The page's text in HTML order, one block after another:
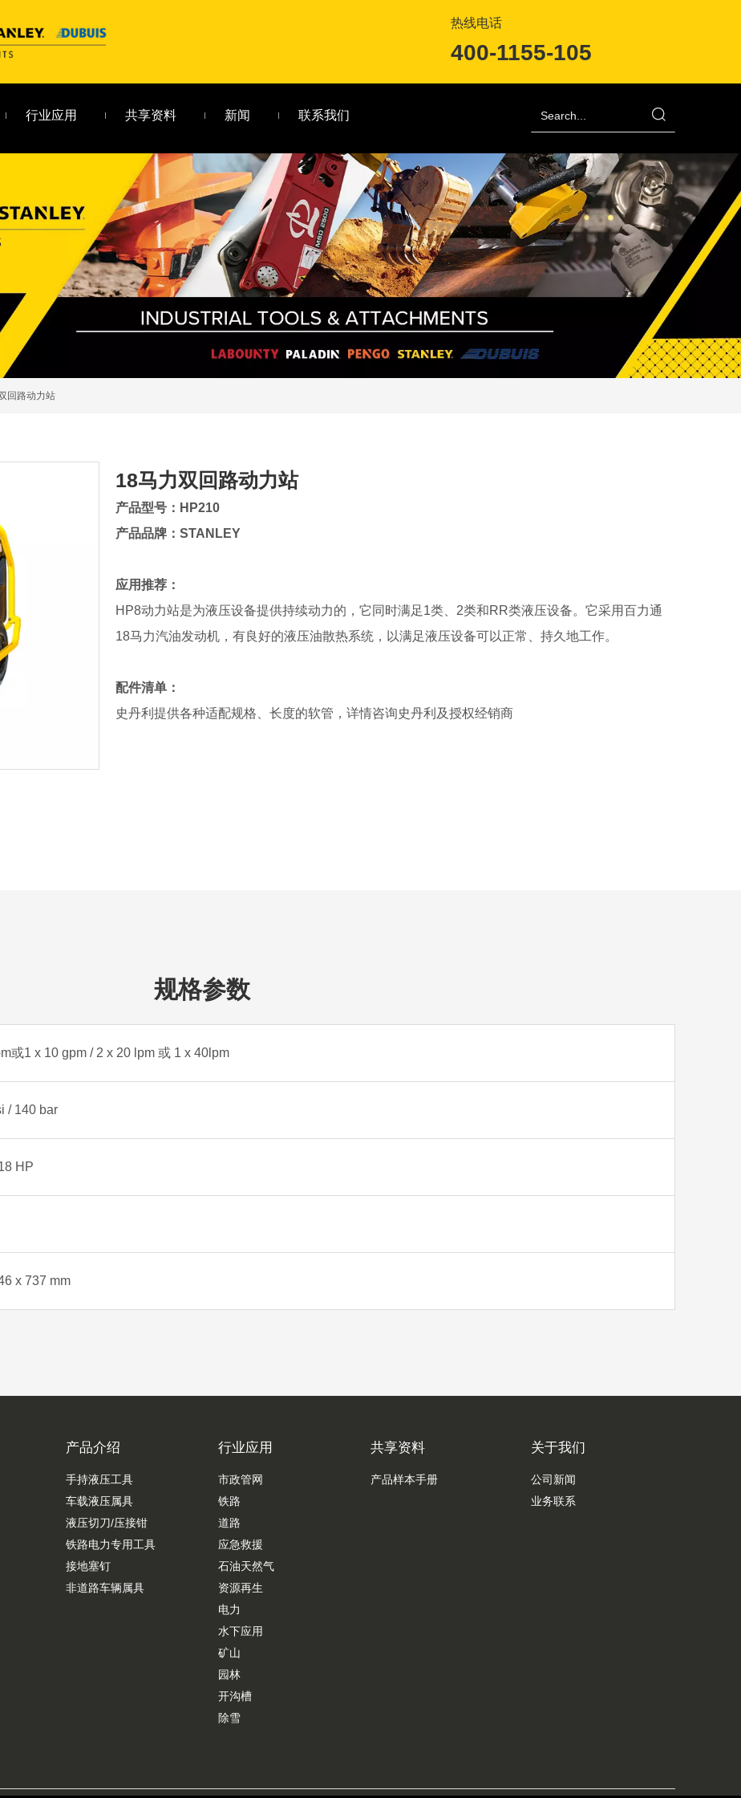
热线电话
400-1155-105
行业应用 共享资料 新闻 联系我们
回路动力站
18马力双回路动力站
产品型号：HP210
产品品牌：STANLEY
应用推荐：
HP8动力站是为液压设备提供持续动力的，它同时满足1类、2类和RR类液压设备。它采用百力通
18马力汽油发动机，有良好的液压油散热系统，以满足液压设备可以正常、持久地工作。
配件清单：
史丹利提供各种适配规格、长度的软管，详情咨询史丹利及授权经销商
规格参数
或1 x 10 gpm / 2 x 20 lpm 或 1 x 40lpm
/ 140 bar
HP
x 737 mm
产品介绍
手持液压工具
车载液压属具
液压切刀/压接钳
铁路电力专用工具
接地塞钉
非道路车辆属具
行业应用
市政管网
铁路
道路
应急救援
石油天然气
资源再生
电力
水下应用
矿山
园林
开沟槽
除雪
共享资料
产品样本手册
关于我们
公司新闻
业务联系